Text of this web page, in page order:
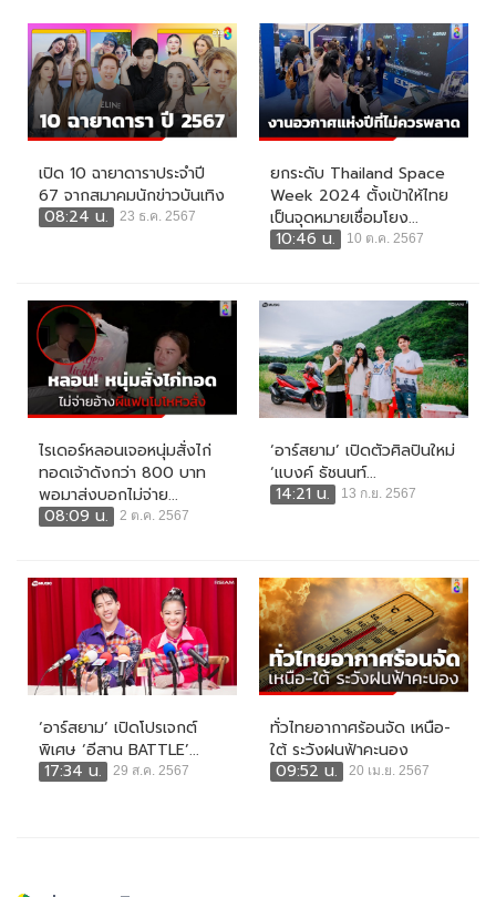
เปิด 10 ฉายาดาราประจำปี
67 จากสมาคมนักข่าวบันเทิง
08:24 น.
23 ธ.ค. 2567
ยกระดับ Thailand Space
Week 2024 ตั้งเป้าให้ไทย
เป็นจุดหมายเชื่อมโยง...
10:46 น.
10 ต.ค. 2567
ไรเดอร์หลอนเจอหนุ่มสั่งไก่
ทอดเจ้าดังกว่า 800 บาท
พอมาส่งบอกไม่จ่าย...
08:09 น.
2 ต.ค. 2567
‘อาร์สยาม’ เปิดตัวศิลปินใหม่
‘แบงค์ ธัชนนท์...
14:21 น.
13 ก.ย. 2567
‘อาร์สยาม’ เปิดโปรเจกต์
พิเศษ ‘อีสาน BATTLE’...
17:34 น.
29 ส.ค. 2567
ทั่วไทยอากาศร้อนจัด เหนือ-
ใต้ ระวังฝนฟ้าคะนอง
09:52 น.
20 เม.ย. 2567